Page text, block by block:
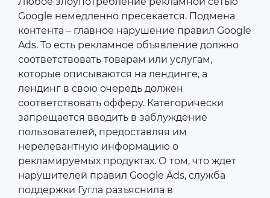
Google немедленно пресекается. Подмена
контента – главное нарушение правил Google
Ads. То есть рекламное объявление должно
соответствовать товарам или услугам,
которые описываются на лендинге, а
лендинг в свою очередь должен
соответствовать офферу. Категорически
запрещается вводить в заблуждение
пользователей, предоставляя им
нерелевантную информацию о
рекламируемых продуктах. О том, что ждет
нарушителей правил Google Ads, служба
поддержки Гугла разъяснила в